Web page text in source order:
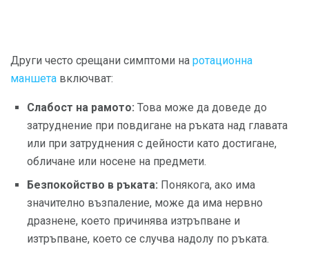
Други често срещани симптоми на ротационна
маншета включват:
Слабост на рамото: Това може да доведе до
затруднение при повдигане на ръката над главата
или при затруднения с дейности като достигане,
обличане или носене на предмети.
Безпокойство в ръката: Понякога, ако има
значително възпаление, може да има нервно
дразнене, което причинява изтръпване и
изтръпване, което се случва надолу по ръката.